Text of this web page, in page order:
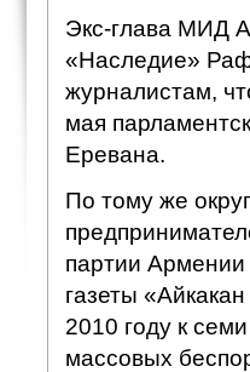
Экс-глава МИД
«Наследие»
журналистам,
мая
Еревана.
По тому же
партии
газеты
2010 году к
массовых